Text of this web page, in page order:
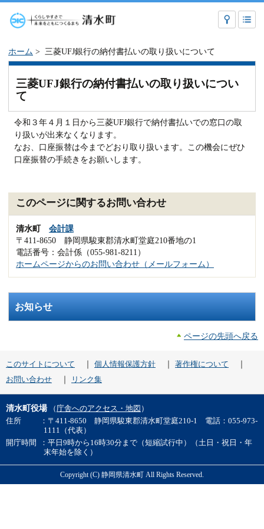
ホーム > 三菱UFJ銀行の納付書払いの取り扱いについて
三菱UFJ銀行の納付書払いの取り扱いについ
て
令和３年４月１日から三菱UFJ銀行で納付書払いでの窓口の取
り扱いが出来なくなります。
なお、口座振替は今までどおり取り扱います。この機会にぜひ
口座振替の手続きをお願いします。
このページに関するお問い合わせ
清水町 会計課
〒411-8650 静岡県駿東郡清水町堂庭210番地の1
電話番号：会計係（055-981-8211）
ホームページからのお問い合わせ（メールフォーム）
お知らせ
ページの先頭へ戻る
このサイトについて｜ 個人情報保護方針｜ 著作権について｜
お問い合わせ｜ リンク集
清水町役場（ 庁舎へのアクセス・地図 ）
住所
：〒411-8650 静岡県駿東郡清水町堂庭210-1 電話：055-973-
1111（代表）
開庁時間
：平日9時から16時30分まで（短縮試行中）（土日・祝日・年
末年始を除く）
Copyright (C) 静岡県清水町 All Rights Reserved.